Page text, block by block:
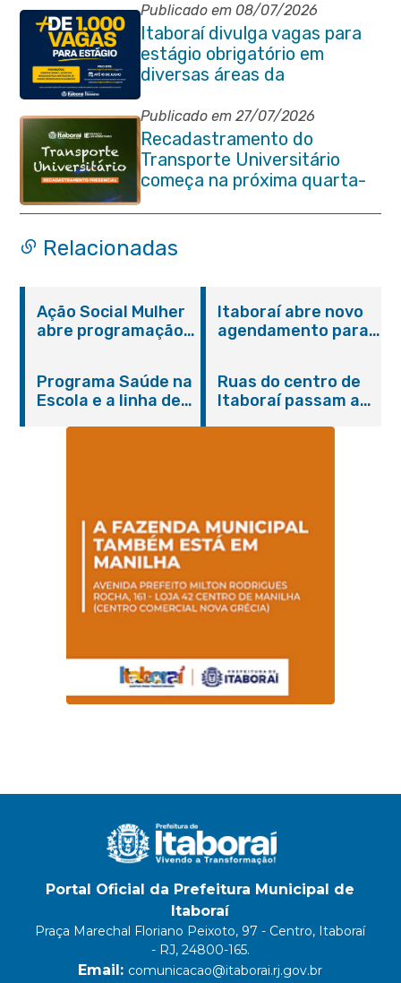
Publicado em 08/07/2026
Itaboraí divulga vagas para
estágio obrigatório em
diversas áreas da
administração pública
Publicado em 27/07/2026
Recadastramento do
Transporte Universitário
começa na próxima quarta-
feira (29/07)
Relacionadas
Ação Social Mulher
abre programação
serviços gratuitos e
orientações
Itaboraí abre novo
agendamento para
Programa Saúde na
Escola e a linha de
Magalhães Seabra
Ruas do centro de
Itaboraí passam a
Portal Oficial da Prefeitura Municipal de
Itaboraí
Praça Marechal Floriano Peixoto, 97 - Centro, Itaboraí
- RJ, 24800-165.
Email: comunicacao@itaborai.rj.gov.br